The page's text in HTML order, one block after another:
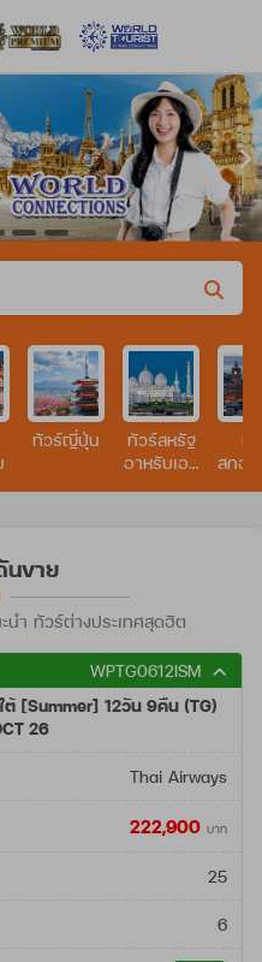
หา
ทัวร์ญี่ปุ่น
ทัวร์สหรัฐ
อาหรับเอมิ
ทั
สกอ
นขาย
ำ ทัวร์ต่างประเทศสุดฮิต
WPTG0612ISM
[Summer] 12วัน 9คืน (TG)
26
Thai Airways
222,900 บาท
25
6